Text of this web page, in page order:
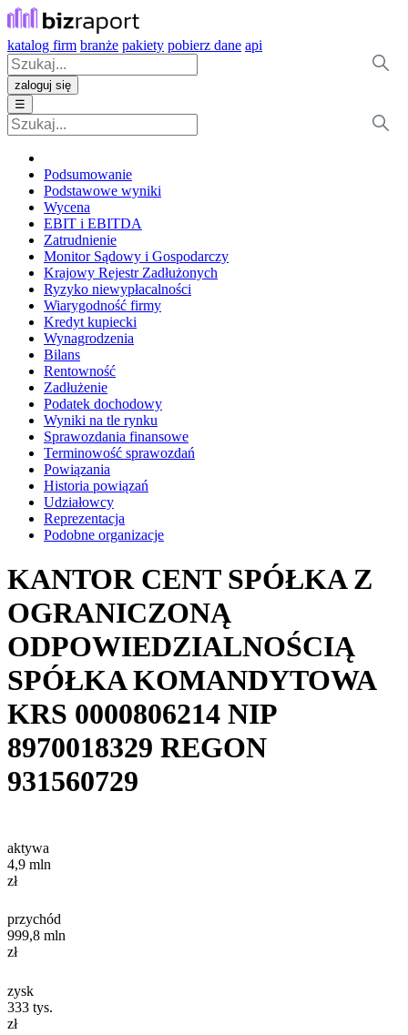
katalog firm branże pakiety pobierz dane api
zaloguj się
☰
Podsumowanie
Podstawowe wyniki
Wycena
EBIT i EBITDA
Zatrudnienie
Monitor Sądowy i Gospodarczy
Krajowy Rejestr Zadłużonych
Ryzyko niewypłacalności
Wiarygodność firmy
Kredyt kupiecki
Wynagrodzenia
Bilans
Rentowność
Zadłużenie
Podatek dochodowy
Wyniki na tle rynku
Sprawozdania finansowe
Terminowość sprawozdań
Powiązania
Historia powiązań
Udziałowcy
Reprezentacja
Podobne organizacje
KANTOR CENT SPÓŁKA Z
OGRANICZONĄ
ODPOWIEDZIALNOŚCIĄ
SPÓŁKA KOMANDYTOWA
KRS 0000806214 NIP
8970018329 REGON
931560729
aktywa
4,9 mln
zł
przychód
999,8 mln
zł
zysk
333 tys.
zł